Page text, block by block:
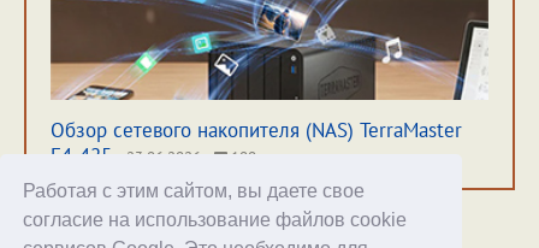
Работая с этим сайтом, вы даете свое
согласие на использование файлов cookie
Обзор сетевого накопителя (NAS) TerraMaster
F4-425
23.06.2026 100